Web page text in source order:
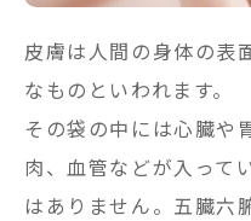
皮膚は人間の身体の表
なものといわれます。
その袋の中には心臓や
肉、血管などが入って
はありません。五臓六